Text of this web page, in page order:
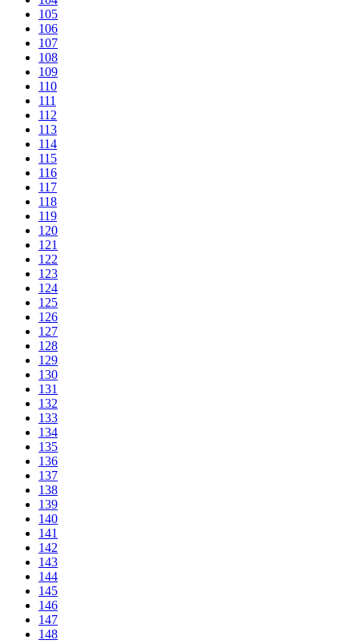
105
106
107
108
109
110
111
112
113
114
115
116
117
118
119
120
121
122
123
124
125
126
127
128
129
130
131
132
133
134
135
136
137
138
139
140
141
142
143
144
145
146
147
148